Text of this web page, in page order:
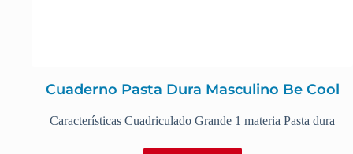
Cuaderno Pasta Dura Masculino Be Cool
Características Cuadriculado Grande 1 materia Pasta dura